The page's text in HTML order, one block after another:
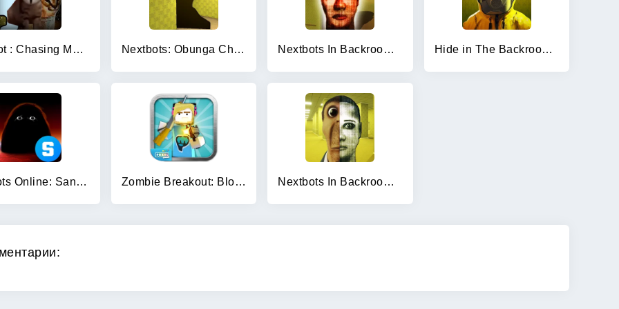
NextBot : Chasing Memes Nextbots: Obunga Chase Rooms Nextbots In Backrooms: Obunga Hide in The Backrooms Nextbots
Nextbots Online: Sandbox Zombie Breakout: Blood & Chaos Nextbots In Backrooms: Shooter